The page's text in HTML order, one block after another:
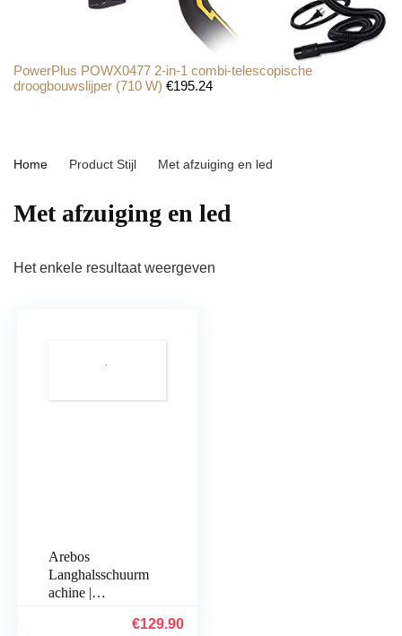
PowerPlus POWX0477 2-in-1 combi-telescopische
droogbouwslijper (710 W) €195.24
Home Product Stijl ‎Met afzuiging en led
‎Met afzuiging en led
Het enkele resultaat weergeven
Arebos
Langhalsschuurm
achine |
machine | wand-
€129.90